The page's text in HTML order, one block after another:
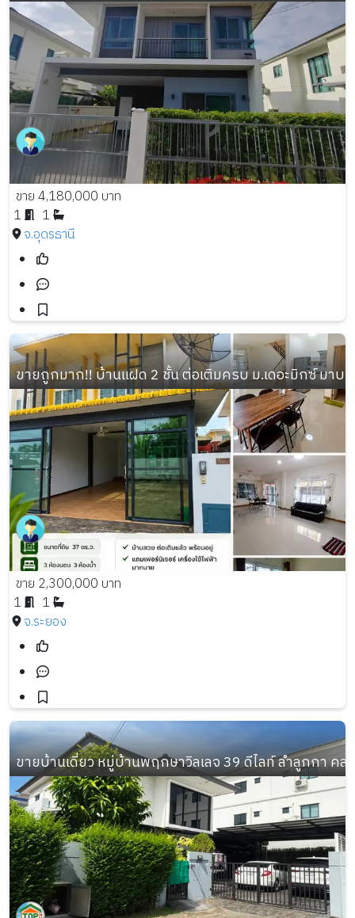
ขาย 4,180,000 บาท
1
1
จ.อุดรธานี
ขายถูกมาก!! บ้านแฝด 2 ชั้น ต่อเติมครบ ม.เดอะมิกซ์ มาบ
ขาย 2,300,000 บาท
1
1
จ.ระยอง
ขายบ้านเดี่ยว หมู่บ้านพฤกษาวิลเลจ 39 ดีไลท์ ลำลูกกา คล